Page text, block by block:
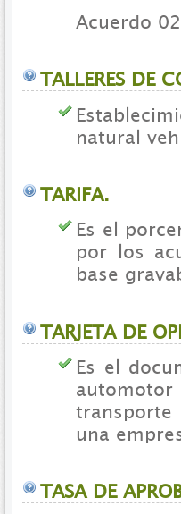
Acuerdo
TALLERES DE
natural
TARIFA.
Es el
por los
base
TARJETA DE
Es el
transporte
una
TASA DE